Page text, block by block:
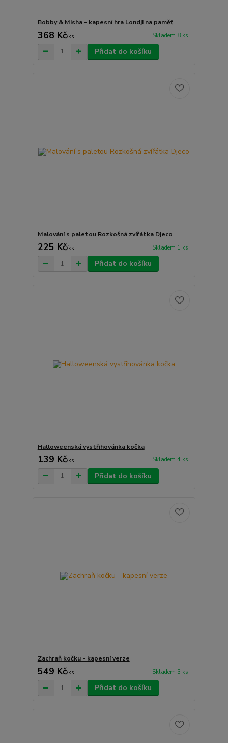
Bobby & Misha - kapesní hra Londji na paměť
368 Kč/ks Skladem 8 ks
Přidat do košíku
Malování s paletou Rozkošná zvířátka Djeco
225 Kč/ks Skladem 1 ks
Přidat do košíku
Halloweenská vystřihovánka kočka
139 Kč/ks Skladem 4 ks
Přidat do košíku
Zachraň kočku - kapesní verze
549 Kč/ks Skladem 3 ks
Přidat do košíku